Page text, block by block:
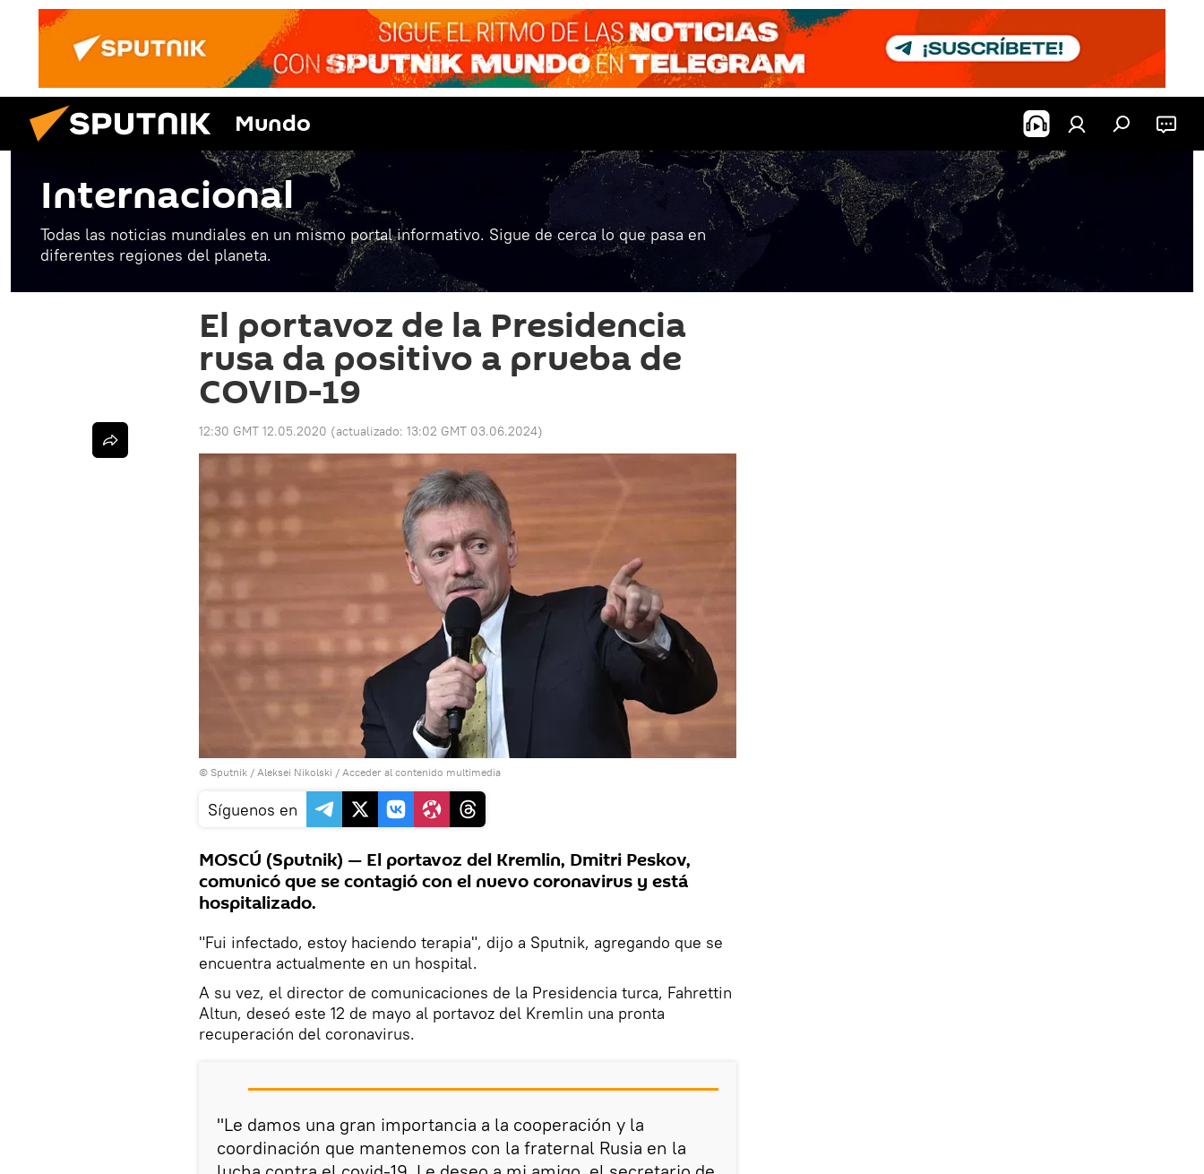
Mundo
Internacional
Todas las noticias mundiales en un mismo portal informativo. Sigue de cerca lo que pasa en
diferentes regiones del planeta.
El portavoz de la Presidencia
rusa da positivo a prueba de
COVID-19
12:30 GMT 12.05.2020 (actualizado: 13:02 GMT 03.06.2024)
© Sputnik / Aleksei Nikolski / Acceder al contenido multimedia
Síguenos en
MOSCÚ (Sputnik) — El portavoz del Kremlin, Dmitri Peskov,
comunicó que se contagió con el nuevo coronavirus y está
hospitalizado.
"Fui infectado, estoy haciendo terapia", dijo a Sputnik, agregando que se
encuentra actualmente en un hospital.
A su vez, el director de comunicaciones de la Presidencia turca, Fahrettin
Altun, deseó este 12 de mayo al portavoz del Kremlin una pronta
recuperación del coronavirus.
"Le damos una gran importancia a la cooperación y la
coordinación que mantenemos con la fraternal Rusia en la